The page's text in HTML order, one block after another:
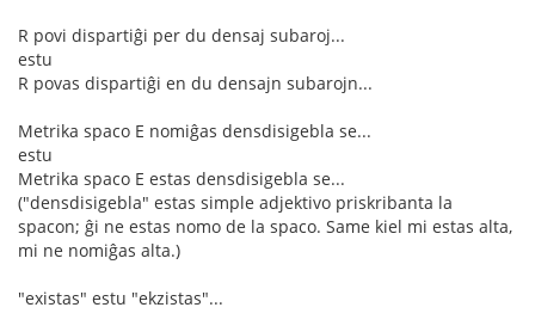
R povi dispartiĝi per du densaj subaroj...
estu
R povas dispartiĝi en du densajn subarojn...
Metrika spaco E nomiĝas densdisigebla se...
estu
Metrika spaco E estas densdisigebla se...
("densdisigebla" estas simple adjektivo priskribanta la
spacon; ĝi ne estas nomo de la spaco. Same kiel mi estas alta,
mi ne nomiĝas alta.)
"existas" estu "ekzistas"...